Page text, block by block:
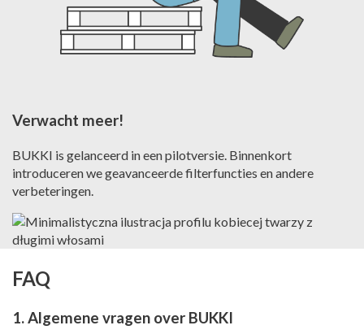
Verwacht meer!
BUKKI is gelanceerd in een pilotversie. Binnenkort
introduceren we geavanceerde filterfuncties en andere
verbeteringen.
FAQ
1. Algemene vragen over BUKKI